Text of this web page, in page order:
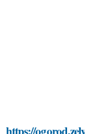
https://